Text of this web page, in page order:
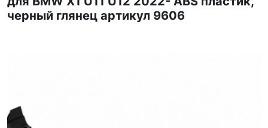
черный глянец артикул 9606